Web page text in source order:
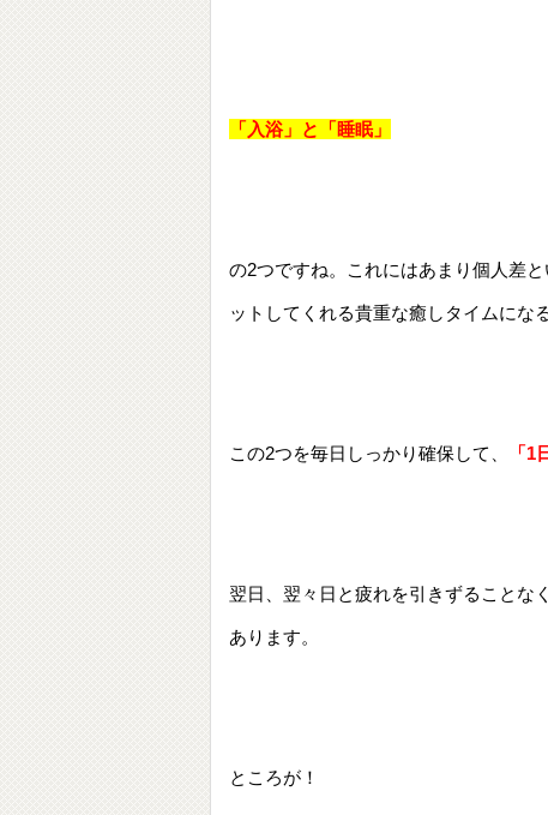
「入浴」と「睡眠」
の2つですね。これにはあまり個人差
ットしてくれる貴重な癒しタイムにな
この2つを毎日しっかり確保して、 「
翌日、翌々日と疲れを引きずることな
あります。
ところが！